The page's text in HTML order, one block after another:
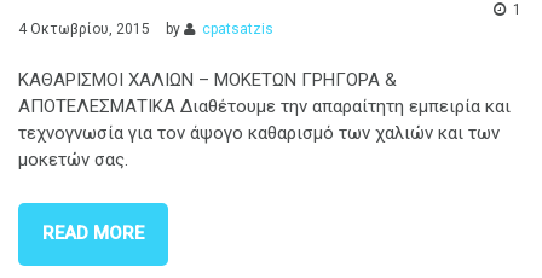
1
4 Οκτωβρίου, 2015
by cpatsatzis
ΚΑΘΑΡΙΣΜΟΙ ΧΑΛΙΩΝ – ΜΟΚΕΤΩΝ ΓΡΗΓΟΡΑ &
ΑΠΟΤΕΛΕΣΜΑΤΙΚΑ Διαθέτουμε την απαραίτητη εμπειρία και
τεχνογνωσία για τον άψογο καθαρισμό των χαλιών και των
μοκετών σας.
READ MORE